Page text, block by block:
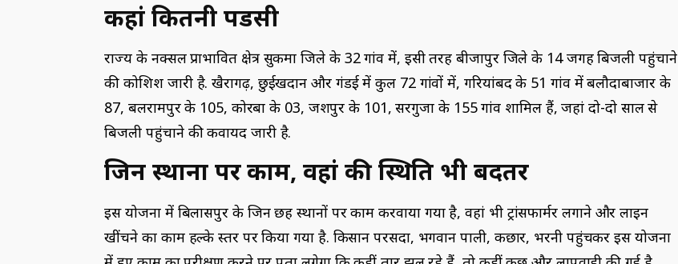
कहां कितनी पेंडेंसी
राज्य के नक्सल प्राभावित क्षेत्र सुकमा जिले के 32 गांव में, इसी तरह बीजापुर जिले के 14 जगह बिजली पहुंचाने
की कोशिश जारी है. खैरागढ़, छुईखदान और गंडई में कुल 72 गांवों में, गरियांबद के 51 गांव में बलौदाबाजार के
87, बलरामपुर के 105, कोरबा के 03, जशपुर के 101, सरगुजा के 155 गांव शामिल हैं, जहां दो-दो साल से
बिजली पहुंचाने की कवायद जारी है.
जिन स्थानों पर काम, वहां की स्थिति भी बदतर
इस योजना में बिलासपुर के जिन छह स्थानों पर काम करवाया गया है, वहां भी ट्रांसफार्मर लगाने और लाइन
खींचने का काम हल्के स्तर पर किया गया है. किसान परसदा, भगवान पाली, कछार, भरनी पहुंचकर इस योजना